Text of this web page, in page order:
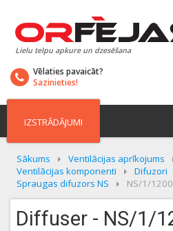
Lielu telpu apkure un dzesēšana
Vēlaties pavaicāt?
Sazinieties!
IZSTRĀDĀJUMI
Sākums
Ventilācijas aprīkojums
Ventilācijas komponenti
Difuzori
Spraugas difuzors NS
NS/1/1200
Diffuser - NS/1/